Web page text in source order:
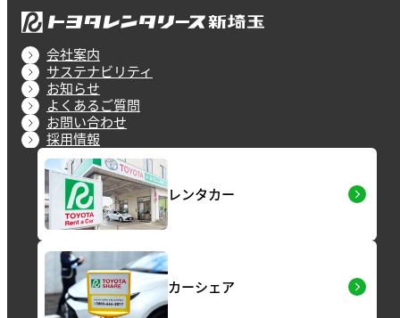
会社案内
サステナビリティ
お知らせ
よくあるご質問
お問い合わせ
採用情報
レンタカー
カーシェア